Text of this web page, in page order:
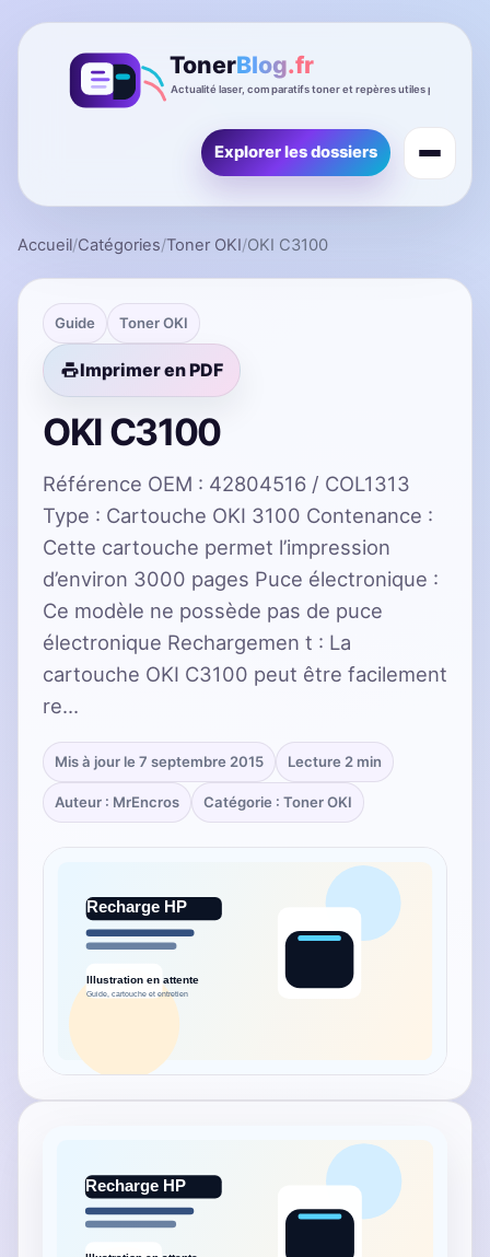
Explorer les dossiers
Accueil/Catégories/Toner OKI/OKI C3100
Guide Toner OKI
Imprimer en PDF
OKI C3100
Référence OEM : 42804516 / COL1313
Type : Cartouche OKI 3100 Contenance :
Cette cartouche permet l’impression
d’environ 3000 pages Puce électronique :
Ce modèle ne possède pas de puce
électronique Rechargemen t : La
cartouche OKI C3100 peut être facilement
re…
Mis à jour le 7 septembre 2015 Lecture 2 min
Auteur : MrEncros Catégorie : Toner OKI